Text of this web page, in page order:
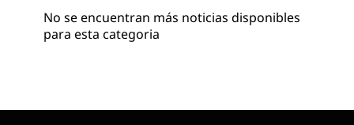
No se encuentran más noticias disponibles
para esta categoria